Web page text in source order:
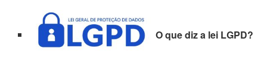
O que diz a lei LGPD?